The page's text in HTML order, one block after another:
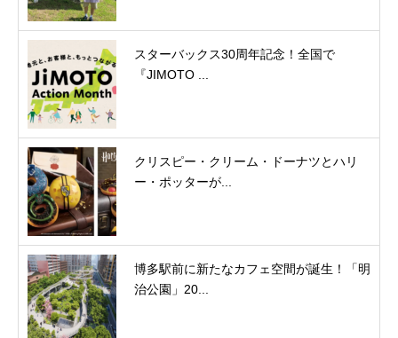
スターバックス30周年記念！全国で
『JIMOTO ...
クリスピー・クリーム・ドーナツとハリ
ー・ポッターが...
博多駅前に新たなカフェ空間が誕生！「明
治公園」20...